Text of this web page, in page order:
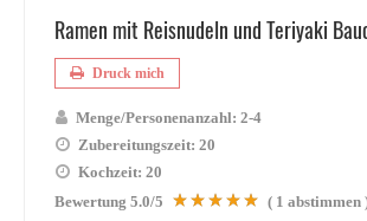
Ramen mit Reisnudeln und Teriyaki
Druck mich
Menge/Personenanzahl: 2-4
Zubereitungszeit: 20
Kochzeit: 20
Bewertung 5.0/5 ( 1 abstimmen